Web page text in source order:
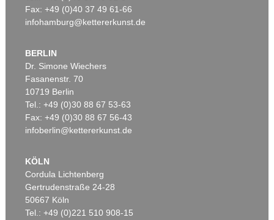
CORNELIUS VÖLKER
Mund V, 2003
Ergebnis:€ 22.500
Fax: +49 (0)40 37 49 61-66
infohamburg@kettererkunst.de
BERLIN
Dr. Simone Wiechers
Fasanenstr. 70
10719 Berlin
Tel.: +49 (0)30 88 67 53-63
Fax: +49 (0)30 88 67 56-43
infoberlin@kettererkunst.de
KÖLN
Cordula Lichtenberg
Gertrudenstraße 24-28
50667 Köln
Tel.: +49 (0)221 510 908-15